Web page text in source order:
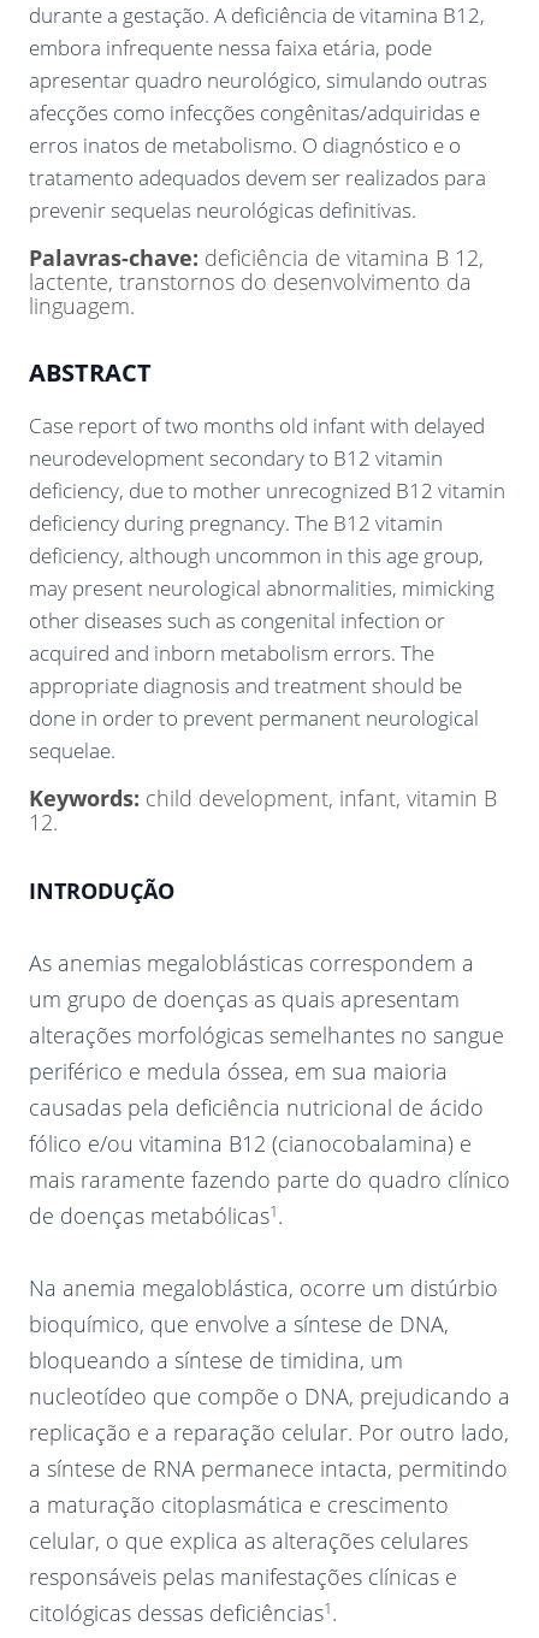
durante a gestação. A deficiência de vitamina B12,
embora infrequente nessa faixa etária, pode
apresentar quadro neurológico, simulando outras
afecções como infecções congênitas/adquiridas e
erros inatos de metabolismo. O diagnóstico e o
tratamento adequados devem ser realizados para
prevenir sequelas neurológicas definitivas.
Palavras-chave: deficiência de vitamina B 12,
lactente, transtornos do desenvolvimento da
linguagem.
ABSTRACT
Case report of two months old infant with delayed
neurodevelopment secondary to B12 vitamin
deficiency, due to mother unrecognized B12 vitamin
deficiency during pregnancy. The B12 vitamin
deficiency, although uncommon in this age group,
may present neurological abnormalities, mimicking
other diseases such as congenital infection or
acquired and inborn metabolism errors. The
appropriate diagnosis and treatment should be
done in order to prevent permanent neurological
sequelae.
Keywords: child development, infant, vitamin B
12.
INTRODUÇÃO
As anemias megaloblásticas correspondem a
um grupo de doenças as quais apresentam
alterações morfológicas semelhantes no sangue
periférico e medula óssea, em sua maioria
causadas pela deficiência nutricional de ácido
fólico e/ou vitamina B12 (cianocobalamina) e
mais raramente fazendo parte do quadro clínico
de doenças metabólicas1.
Na anemia megaloblástica, ocorre um distúrbio
bioquímico, que envolve a síntese de DNA,
bloqueando a síntese de timidina, um
nucleotídeo que compõe o DNA, prejudicando a
replicação e a reparação celular. Por outro lado,
a síntese de RNA permanece intacta, permitindo
a maturação citoplasmática e crescimento
celular, o que explica as alterações celulares
responsáveis pelas manifestações clínicas e
citológicas dessas deficiências1.